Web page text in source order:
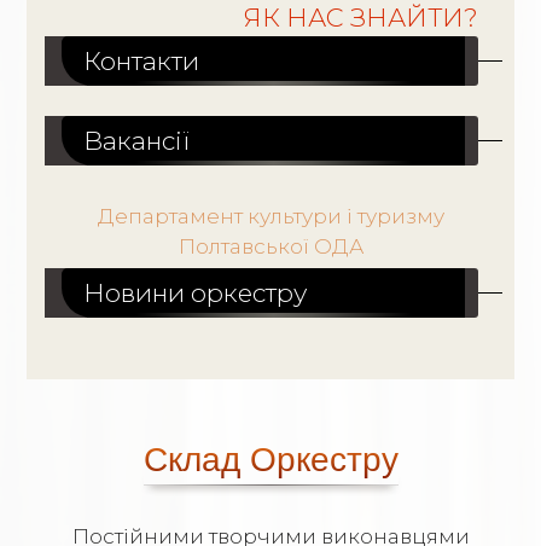
ЯК НАС ЗНАЙТИ?
Контакти
Вакансiї
Департамент культури і туризму
Полтавської ОДА
Новини оркестру
Склад Оркестру
Постійними творчими виконавцями